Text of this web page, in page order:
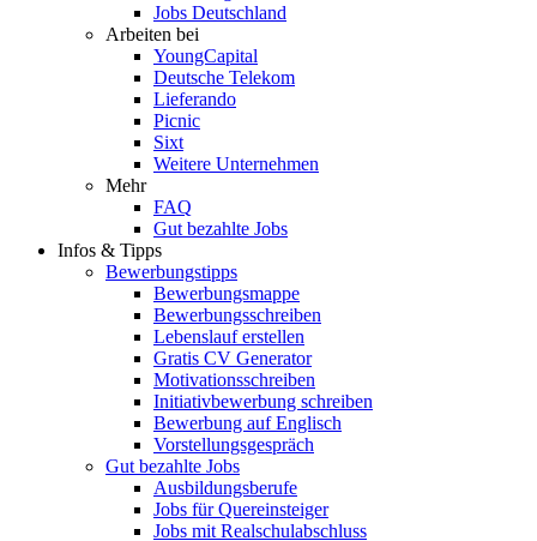
Jobs Deutschland
Arbeiten bei
YoungCapital
Deutsche Telekom
Lieferando
Picnic
Sixt
Weitere Unternehmen
Mehr
FAQ
Gut bezahlte Jobs
Infos & Tipps
Bewerbungstipps
Bewerbungsmappe
Bewerbungsschreiben
Lebenslauf erstellen
Gratis CV Generator
Motivationsschreiben
Initiativbewerbung schreiben
Bewerbung auf Englisch
Vorstellungsgespräch
Gut bezahlte Jobs
Ausbildungsberufe
Jobs für Quereinsteiger
Jobs mit Realschulabschluss